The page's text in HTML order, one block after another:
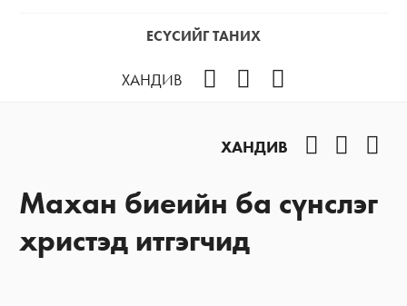
ЕСҮСИЙГ ТАНИХ
ХАНДИВ
ХАНДИВ
Махан биеийн ба сүнслэг
христэд итгэгчид